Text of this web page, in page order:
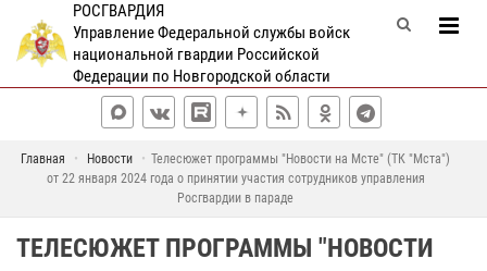
РОСГВАРДИЯ
Управление Федеральной службы войск
национальной гвардии Российской
Федерации по Новгородской области
Главная Новости
Телесюжет программы "Новости на Мсте" (ТК "Мста")
от 22 января 2024 года о принятии участия сотрудников управления
Росгвардии в параде
ТЕЛЕСЮЖЕТ ПРОГРАММЫ "НОВОСТИ